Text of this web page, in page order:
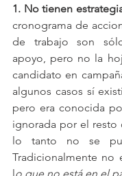
1. No tienen
cronograma de
de trabajo son
apoyo, pero no la
candidato en
algunos casos sí
pero era conocida
ignorada por el
lo tanto no se
Tradicionalmente no
lo que no está en el